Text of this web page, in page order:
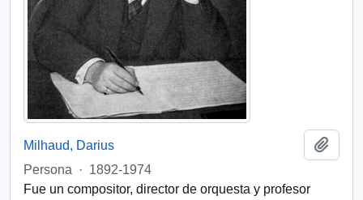
Milhaud, Darius
Persona
· 1892-1974
Fue un compositor, director de orquesta y profesor